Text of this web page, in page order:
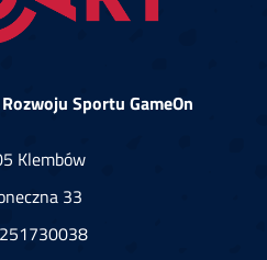
Sportu GameOn
Klembów
33